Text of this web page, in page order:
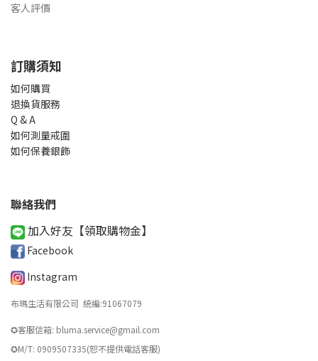
客人評價
訂購須知
如何購買
退換貨服務
Q & A
如何測量戒圍
如何保養銀飾
聯絡我們
加入好友【領取購物金】
Facebook
Instagram
布瑪生活有限公司 統編:91067079
✪客服信箱: bluma.service@gmail.com
✪M/T: 0909507335(恕不提供電話客服)